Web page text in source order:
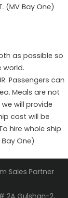
(MV Bay One)
as possible so
world.
Passengers can
Meals are not
will provide
cost will be
hire whole ship
One)
Sales Partner
2A Gulshan-2,